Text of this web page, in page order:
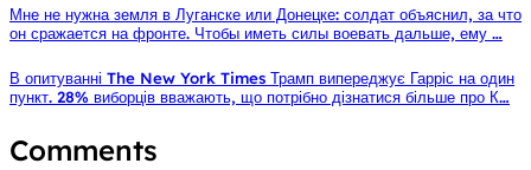
Мне не нужна земля в Луганске или Донецке: солдат объяснил, за что
он сражается на фронте. Чтобы иметь силы воевать дальше, ему …
В опитуванні The New York Times Трамп випереджує Гарріс на один
пункт. 28% виборців вважають, що потрібно дізнатися більше про К…
Comments